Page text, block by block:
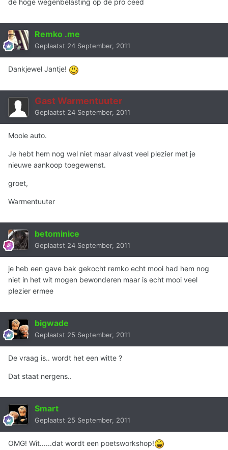
de hoge wegenbelasting op de pro ceed
Remko .me
Geplaatst 24 September, 2011
Dankjewel Jantje!
Gast Warmentuuter
Geplaatst 24 September, 2011
Mooie auto.
Je hebt hem nog wel niet maar alvast veel plezier met je
nieuwe aankoop toegewenst.
groet,
Warmentuuter
betominice
Geplaatst 24 September, 2011
je heb een gave bak gekocht remko echt mooi had hem nog
niet in het wit mogen bewonderen maar is echt mooi veel
plezier ermee
bigwade
Geplaatst 25 September, 2011
De vraag is.. wordt het een witte ?
Dat staat nergens..
Smart
Geplaatst 25 September, 2011
OMG! Wit......dat wordt een poetsworkshop!